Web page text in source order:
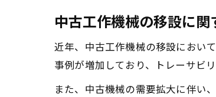
中古工作機械の移設に
近年、中古工作機械の移設におい
事例が増加しており、トレーサビ
また、中古機械の需要拡大に伴い